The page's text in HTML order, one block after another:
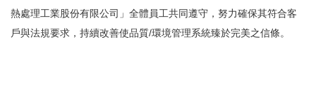
熱處理工業股份有限公司」全體員工共同遵守，努力確保其符合客
戶與法規要求，持續改善使品質/環境管理系統臻於完美之信條。